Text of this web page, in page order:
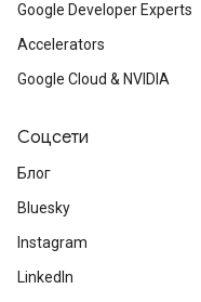
Google Developer Experts
Accelerators
Google Cloud & NVIDIA
Соцсети
Блог
Bluesky
Instagram
LinkedIn